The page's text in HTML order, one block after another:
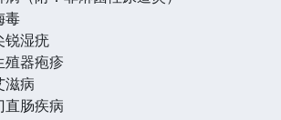
毒
锐湿疣
殖器疱疹
滋病
直肠疾病